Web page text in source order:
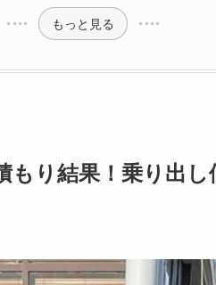
もっと見る
り結果！乗り出